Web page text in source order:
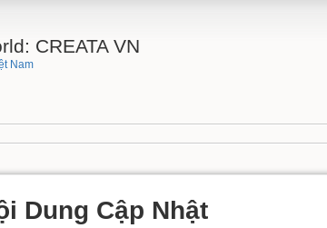
CREATA VN
Nam
Dung Cập Nhật